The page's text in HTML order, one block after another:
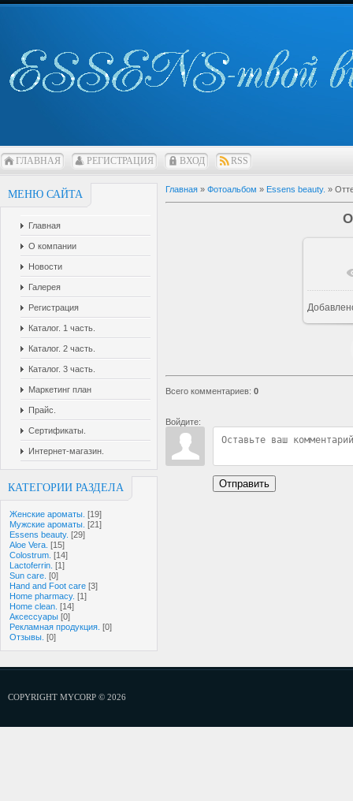
ГЛАВНАЯ РЕГИСТРАЦИЯ ВХОД RSS
МЕНЮ САЙТА
Главная
О компании
Новости
Галерея
Регистрация
Каталог. 1 часть.
Каталог. 2 часть.
Каталог. 3 часть.
Маркетинг план
Прайс.
Сертификаты.
Интернет-магазин.
КАТЕГОРИИ РАЗДЕЛА
Женские ароматы. [19]
Мужские ароматы. [21]
Essens beauty. [29]
Aloe Vera. [15]
Colostrum. [14]
Lactoferrin. [1]
Sun care. [0]
Hand and Foot care [3]
Home pharmacy. [1]
Home clean. [14]
Аксессуары [0]
Рекламная продукция. [0]
Отзывы. [0]
Главная » Фотоальбом » Essens beauty. »
В
Всего комментариев: 0
Войдите:
Отправить
COPYRIGHT MYCORP © 2026